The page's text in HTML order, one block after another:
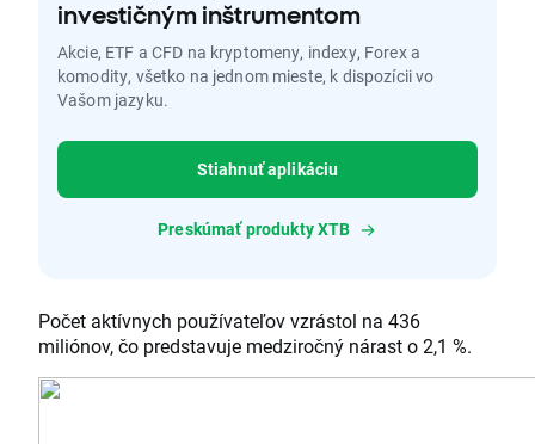
investičným inštrumentom
Akcie, ETF a CFD na kryptomeny, indexy, Forex a
komodity, všetko na jednom mieste, k dispozícii vo
Vašom jazyku.
Stiahnuť aplikáciu
Preskúmať produkty XTB
Počet aktívnych používateľov vzrástol na 436
miliónov, čo predstavuje medziročný nárast o 2,1 %.